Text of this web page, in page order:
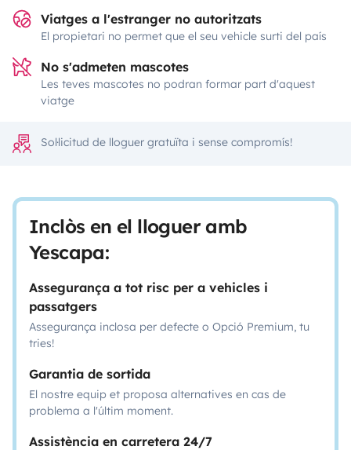
Viatges a l'estranger no autoritzats
El propietari no permet que el seu vehicle surti del país
No s'admeten mascotes
Les teves mascotes no podran formar part d'aquest
viatge
Sol·licitud de lloguer gratuïta i sense compromís!
Inclòs en el lloguer amb
Yescapa:
Assegurança a tot risc per a vehicles i
passatgers
Assegurança inclosa per defecte o Opció Premium, tu
tries!
Garantia de sortida
El nostre equip et proposa alternatives en cas de
problema a l'últim moment.
Assistència en carretera 24/7